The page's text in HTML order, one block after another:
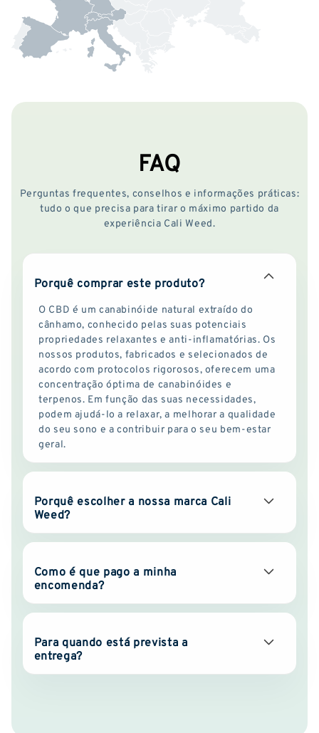
FAQ
Perguntas frequentes, conselhos e informações práticas:
tudo o que precisa para tirar o máximo partido da
experiência Cali Weed.
Porquê comprar este produto?
O CBD é um canabinóide natural extraído do
cânhamo, conhecido pelas suas potenciais
propriedades relaxantes e anti-inflamatórias. Os
nossos produtos, fabricados e selecionados de
acordo com protocolos rigorosos, oferecem uma
concentração óptima de canabinóides e
terpenos. Em função das suas necessidades,
podem ajudá-lo a relaxar, a melhorar a qualidade
do seu sono e a contribuir para o seu bem-estar
geral.
Porquê escolher a nossa marca Cali
Weed?
Como é que pago a minha
encomenda?
Para quando está prevista a
entrega?